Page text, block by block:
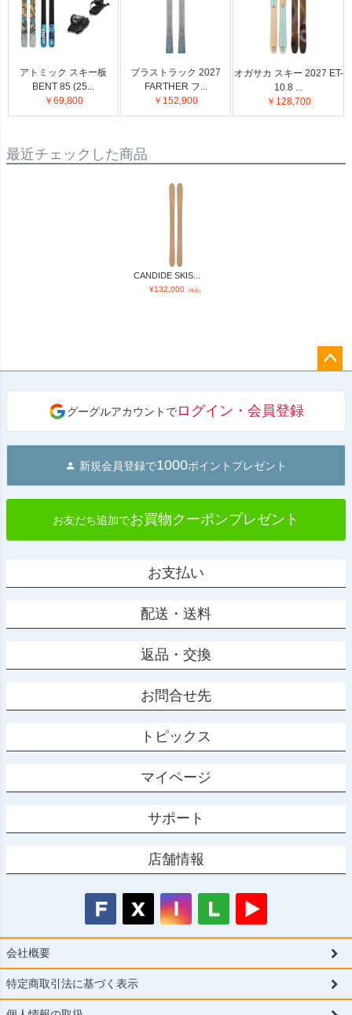
アトミック スキー板
BENT 85 (25...
￥69,800
ブラストラック 2027
FARTHER フ...
￥152,900
オガサカ スキー 2027 ET-
10.8 ...
￥128,700
最近チェックした商品
CANDIDE SKIS...
¥132,000（税込）
へ
グーグルアカウントでログイン・会員登録
新規会員登録で1000ポイントプレゼント
お友だち追加でお買物クーポンプレゼント
お支払い
配送・送料
返品・交換
お問合せ先
トピックス
マイページ
サポート
店舗情報
会社概要
特定商取引法に基づく表示